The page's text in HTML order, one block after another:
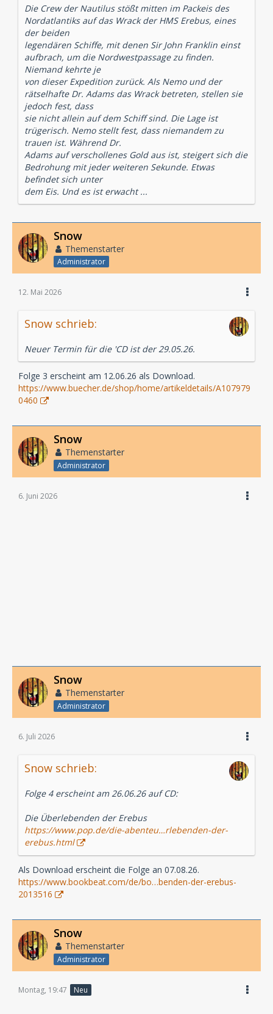
Die Crew der Nautilus stößt mitten im Packeis des
Nordatlantiks auf das Wrack der HMS Erebus, eines
der beiden
legendären Schiffe, mit denen Sir John Franklin einst
aufbrach, um die Nordwestpassage zu finden.
Niemand kehrte je
von dieser Expedition zurück. Als Nemo und der
rätselhafte Dr. Adams das Wrack betreten, stellen sie
jedoch fest, dass
sie nicht allein auf dem Schiff sind. Die Lage ist
trügerisch. Nemo stellt fest, dass niemandem zu
trauen ist. Während Dr.
Adams auf verschollenes Gold aus ist, steigert sich die
Bedrohung mit jeder weiteren Sekunde. Etwas
befindet sich unter
dem Eis. Und es ist erwacht ...
Snow
Themenstarter
Administrator
12. Mai 2026
Snow schrieb:
Neuer Termin für die 'CD ist der 29.05.26.
Folge 3 erscheint am 12.06.26 als Download.
https://www.buecher.de/shop/home/artikeldetails/A107979
0460
Snow
Themenstarter
Administrator
6. Juni 2026
Snow
Themenstarter
Administrator
6. Juli 2026
Snow schrieb:
Folge 4 erscheint am 26.06.26 auf CD:
Die Überlebenden der Erebus
https://www.pop.de/die-abenteu…rlebenden-der-
erebus.html
Als Download erscheint die Folge an 07.08.26.
https://www.bookbeat.com/de/bo…benden-der-erebus-
2013516
Snow
Themenstarter
Administrator
Montag, 19:47 Neu